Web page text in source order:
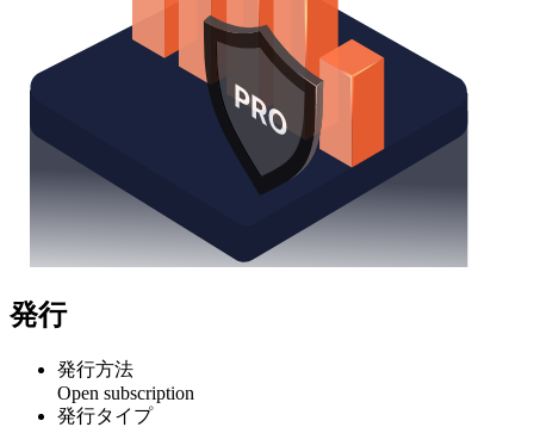
発行
発行方法
Open subscription
発行タイプ